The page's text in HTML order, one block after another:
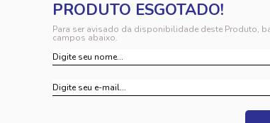
Para ser avisado da disponibilidade deste Produto,
campos abaixo.